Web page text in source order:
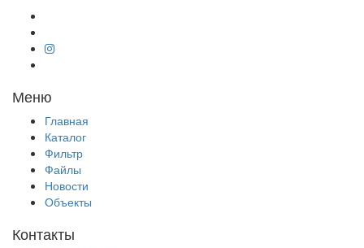
Меню
Главная
Каталог
Фильтр
Файлы
Новости
Объекты
Контакты